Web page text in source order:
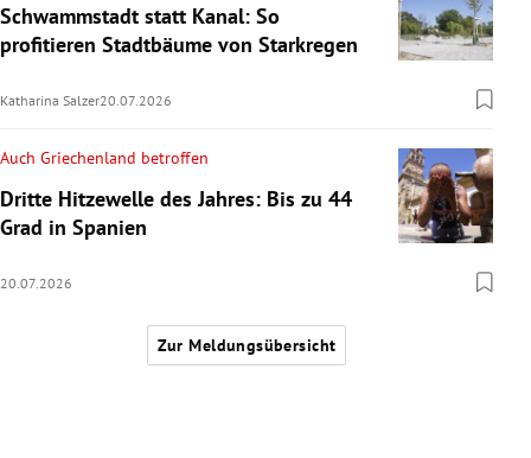
Schwammstadt statt Kanal: So
profitieren Stadtbäume von Starkregen
Katharina Salzer20.07.2026
Auch Griechenland betroffen
Dritte Hitzewelle des Jahres: Bis zu 44
Grad in Spanien
20.07.2026
Zur Meldungsübersicht